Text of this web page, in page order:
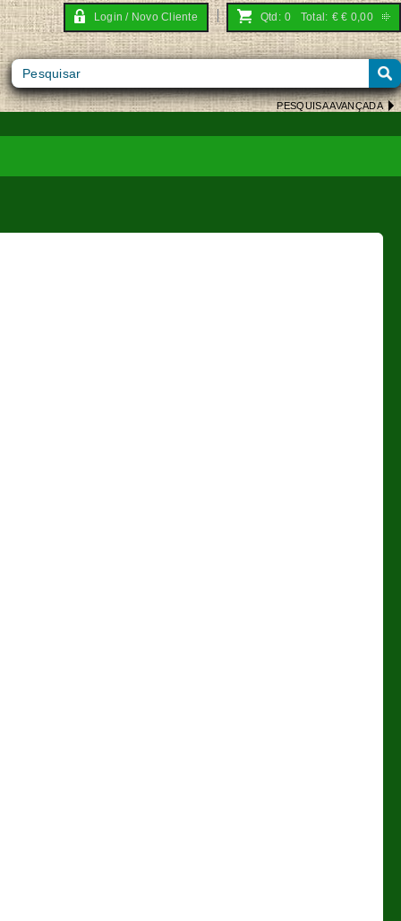
Login / Novo Cliente Qtd: 0 Total: €€ 0,00
PESQUISA AVANÇADA